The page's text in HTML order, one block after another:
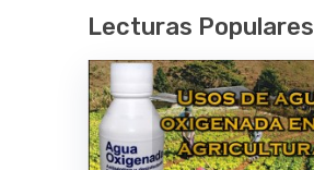
Lecturas Populares